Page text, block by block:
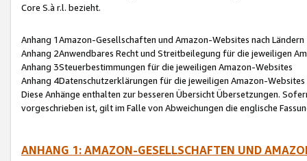
Core S.à r.l. bezieht.
Anhang 1Amazon-Gesellschaften und Amazon-Websites nach Ländern
Anhang 2Anwendbares Recht und Streitbeilegung für die jeweiligen
Anhang 3Steuerbestimmungen für die jeweiligen Amazon-Websites
Anhang 4Datenschutzerklärungen für die jeweiligen Amazon-Websites
Diese Anhänge enthalten zur besseren Übersicht Übersetzungen.
vorgeschrieben ist, gilt im Falle von Abweichungen die englische
ANHANG 1: AMAZON-GESELLSCHAFTEN UND